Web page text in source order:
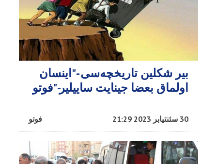
بیر شکلین تاریخچه‌سی -"اینسان
اولماق بعضا جینایت ساییلیر-"فوتو
فوتو 30 سئنتیابر 2023 21:29